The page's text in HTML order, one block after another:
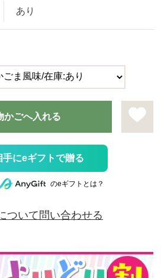
あり
にeギフトで贈る
のeギフトとは？
ついて問い合わせる